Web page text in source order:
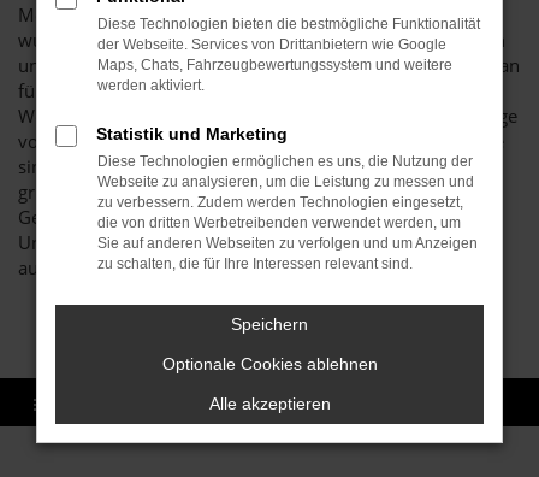
Mehrmarken-Autohaus mit reicher Tradition. Gegründet
wurde unser Familienunternehmen vor mehr als 40 Jahren
und unsere Hyundai TUCSON Gebrauchtwagen finden Sie an
fünf Standorten. Da wir über umfangreiche
Werkstattkapazitäten verfügen, werden sämtliche Fahrzeuge
vor dem Verkauf genauestens überprüft. Unsere Maßstäbe
sind streng und erst, wenn seitens unserer Kfz-Meister
grünes Licht gegeben wird, gelangt ein Hyundai TUCSON
Gebrauchtwagen in den Verkauf und somit zu Ihnen.
Unliebsame Überraschungen sind somit komplett
ausgeschlossen.
Diese Technologien bieten die bestmögliche Funktionalität
der Webseite. Services von Drittanbietern wie Google
Maps, Chats, Fahrzeugbewertungssystem und weitere
werden aktiviert.
Statistik und Marketing
Diese Technologien ermöglichen es uns, die Nutzung der
Webseite zu analysieren, um die Leistung zu messen und
zu verbessern. Zudem werden Technologien eingesetzt,
die von dritten Werbetreibenden verwendet werden, um
Sie auf anderen Webseiten zu verfolgen und um Anzeigen
zu schalten, die für Ihre Interessen relevant sind.
Speichern
Optionale Cookies ablehnen
Alle akzeptieren